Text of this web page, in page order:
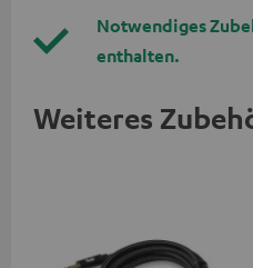
Notwendiges
enthalten.
Weiteres